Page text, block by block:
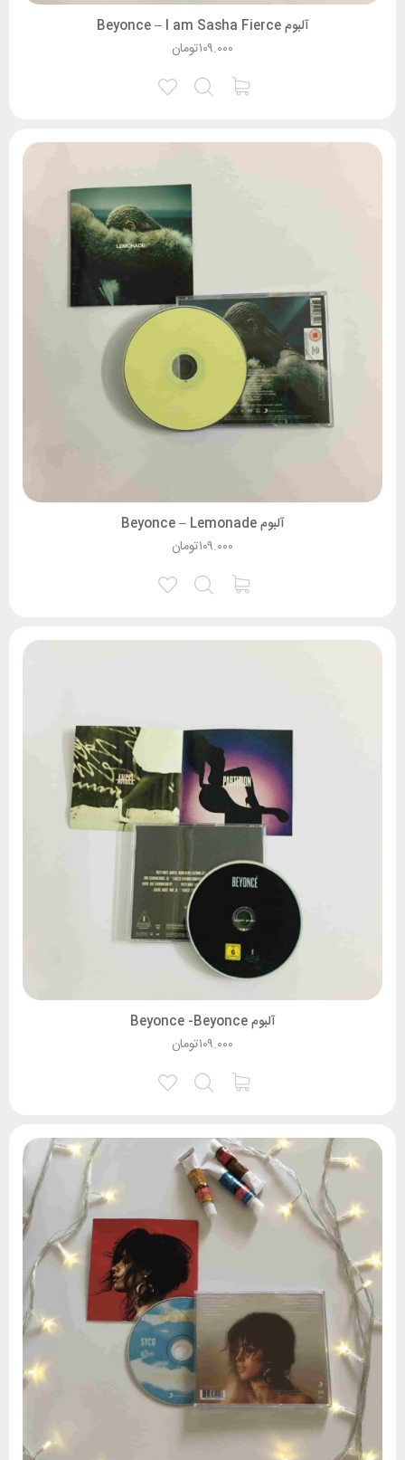
آلبوم Beyonce – I am Sasha Fierce
تومان۱۰۹.۰۰۰
آلبوم Beyonce – Lemonade
تومان۱۰۹.۰۰۰
آلبوم Beyonce -Beyonce
تومان۱۰۹.۰۰۰